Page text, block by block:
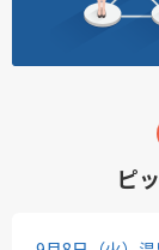
ピ